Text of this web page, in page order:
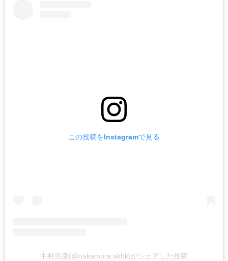
この投稿をInstagramで見る
中村亮彦(@nakamura.akhk)がシェアした投稿